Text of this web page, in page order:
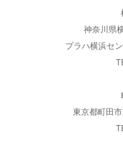
神奈川県
プラハ横浜セ
東京都町田